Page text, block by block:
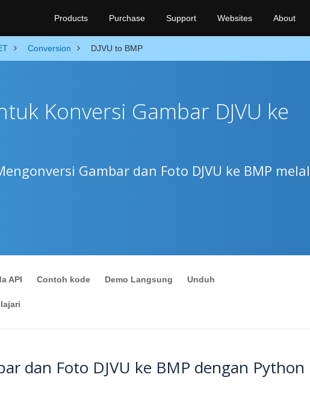
Products Purchase Support Websites About
Conversion DJVU to BMP
Konversi Gambar DJVU ke
Gambar dan Foto DJVU ke BMP
API Contoh kode Demo Langsung Unduh
dan Foto DJVU ke BMP dengan Python